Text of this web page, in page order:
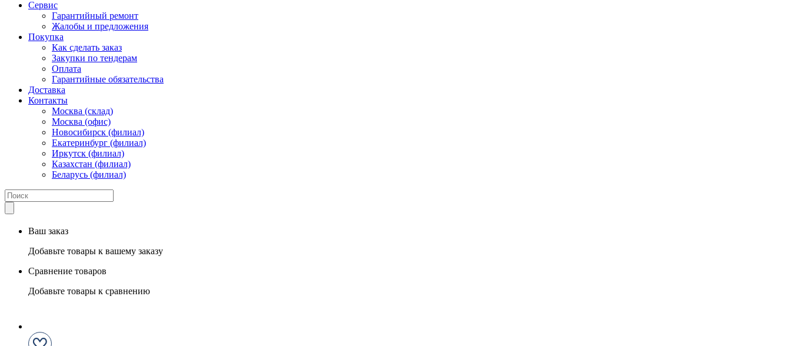
Сервис
Гарантийный ремонт
Жалобы и предложения
Покупка
Как сделать заказ
Закупки по тендерам
Оплата
Гарантийные обязательства
Доставка
Контакты
Москва (склад)
Москва (офис)
Новосибирск (филиал)
Екатеринбург (филиал)
Иркутск (филиал)
Казахстан (филиал)
Беларусь (филиал)
Ваш заказ
Добавьте товары к вашему заказу
Сравнение товаров
Добавьте товары к сравнению